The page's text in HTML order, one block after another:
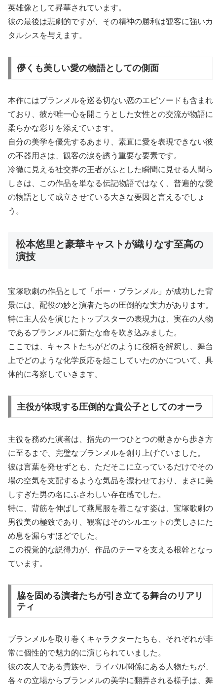
英雄像として昇華されています。
彼の最後は悲劇的ですが、その精神の勝利は観客に強いカ
タルシスを与えます。
儚くも美しい愛の物語としての側面
本作にはブランメルを巡る切ない恋のエピソードも含まれ
ており、彼が唯一心を開こうとした女性との交流が物語に
柔らかな彩りを添えています。
自分の美学を優先するあまり、素直に愛を表現できない彼
の不器用さは、観客の涙を誘う重要な要素です。
冷徹に見える社交界の王者がふとした瞬間に見せる人間ら
しさは、この作品を単なる伝記物語ではなく、普遍的な愛
の物語として成立させている大きな要因と言えるでしょ
う。
松本悠里と豪華キャストが織りなす至高の
演技
宝塚歌劇の作品として「ボー・ブランメル」が成功した背
景には、配役の妙と演者たちの圧倒的な実力があります。
特に主人公を演じたトップスターの表現力は、実在の人物
であるブランメルに新たな命を吹き込みました。
ここでは、キャストたちがどのように役柄を解釈し、舞台
上でどのような化学反応を起こしていたのかについて、具
体的に考察していきます。
主役が体現する圧倒的な貴公子としてのオーラ
主役を務めた演者は、指先の一つひとつの動きから歩き方
に至るまで、完璧なブランメルを創り上げていました。
彼は言葉を発せずとも、ただそこに立っているだけでその
場の空気を支配するような気品を漂わせており、まさに美
しすぎた男の名にふさわしい存在感でした。
特に、背筋を伸ばして燕尾服を着こなす姿は、宝塚歌劇の
男役美の極致であり、観客はそのシルエットの美しさにた
め息を漏らすほどでした。
この視覚的な説得力が、作品のテーマを支える根幹となっ
ています。
脇を固める演者たちが引き立てる舞台のリアリ
ティ
ブランメルを取り巻くキャラクターたちも、それぞれが非
常に個性的で魅力的に演じられていました。
彼の友人である貴族や、ライバル関係にある人物たちが、
各々の立場からブランメルの美学に翻弄される様子は、舞